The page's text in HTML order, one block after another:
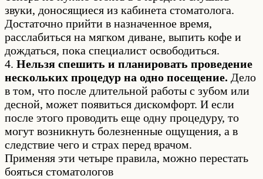
звуки, доносящиеся из кабинета стоматолога.
Достаточно прийти в назначенное время,
расслабиться на мягком диване, выпить кофе и
дождаться, пока специалист освободиться.
4. Нельзя спешить и планировать проведение
нескольких процедур на одно посещение. Дело
в том, что после длительной работы с зубом или
десной, может появиться дискомфорт. И если
после этого проводить еще одну процедуру, то
могут возникнуть болезненные ощущения, а в
следствие чего и страх перед врачом.
Применяя эти четыре правила, можно перестать
бояться стоматологов